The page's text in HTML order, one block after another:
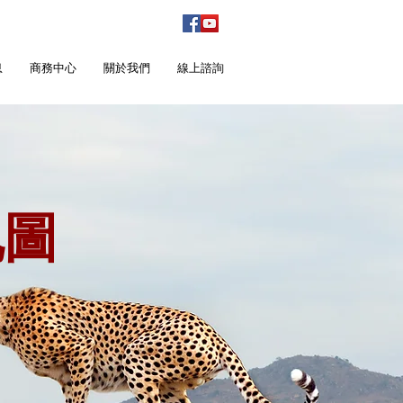
商務中心 關於我們 線上諮詢